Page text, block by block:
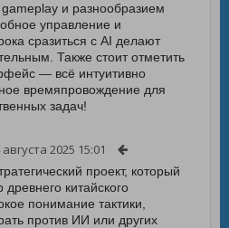
gameplay и разнообразием
управление и
сразиться с AI делают
Также стоит отметить
— всё интуитивно
времяпровождение для
задач!
2025 15:01
проект, который
китайского
понимание тактики,
против ИИ или других